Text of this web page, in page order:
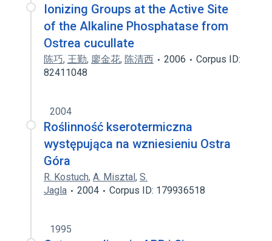
Ionizing Groups at the Active Site
of the Alkaline Phosphatase from
Ostrea cucullate
陈巧, 王勤, 廖金花, 陈清西 2006
Corpus ID:
82411048
2004
Roślinność kserotermiczna
występująca na wzniesieniu Ostra
Góra
R. Kostuch, A. Misztal, S.
Jagla
2004 Corpus ID: 179936518
1995